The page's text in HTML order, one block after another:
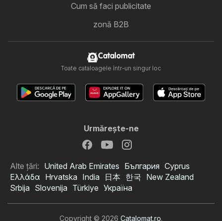
Cum să faci publicitate
zonă B2B
Catalomat
Toate cataloagele într-un singur loc
Urmăreşte-ne
Alte țări: United Arab Emirates България Cyprus
Ελλάδα Hrvatska India 日本 한국 New Zealand
Srbija Slovenija Türkiye Україна
Copyright © 2026 Catalomat.ro.